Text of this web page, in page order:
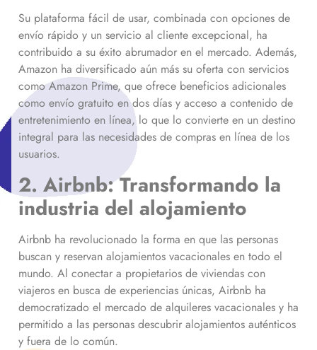
Su plataforma fácil de usar, combinada con opciones de
envío rápido y un servicio al cliente excepcional, ha
contribuido a su éxito abrumador en el mercado. Además,
Amazon ha diversificado aún más su oferta con servicios
como Amazon Prime, que ofrece beneficios adicionales
como envío gratuito en dos días y acceso a contenido de
entretenimiento en línea, lo que lo convierte en un destino
integral para las necesidades de compras en línea de los
usuarios.
2. Airbnb: Transformando la
industria del alojamiento
Airbnb ha revolucionado la forma en que las personas
buscan y reservan alojamientos vacacionales en todo el
mundo. Al conectar a propietarios de viviendas con
viajeros en busca de experiencias únicas, Airbnb ha
democratizado el mercado de alquileres vacacionales y ha
permitido a las personas descubrir alojamientos auténticos
y fuera de lo común.